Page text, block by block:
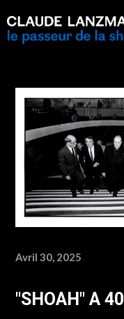
Avril 30, 2025
"SHOAH" A